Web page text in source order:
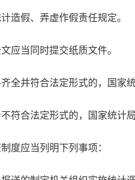
计造假、弄虚作假责任规定。
应当同时提交纸质文件。
全并符合法定形式的，国家
符合法定形式的，国家统
度应当列明下列事项：